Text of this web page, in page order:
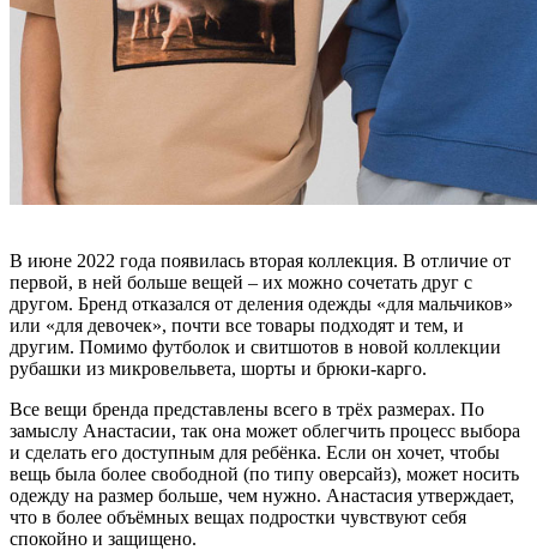
В июне 2022 года появилась вторая коллекция. В отличие от
первой, в ней больше вещей – их можно сочетать друг с
другом. Бренд отказался от деления одежды «для мальчиков»
или «для девочек», почти все товары подходят и тем, и
другим. Помимо футболок и свитшотов в новой коллекции
рубашки из микровельвета, шорты и брюки-карго.
Все вещи бренда представлены всего в трёх размерах. По
замыслу Анастасии, так она может облегчить процесс выбора
и сделать его доступным для ребёнка. Если он хочет, чтобы
вещь была более свободной (по типу оверсайз), может носить
одежду на размер больше, чем нужно. Анастасия утверждает,
что в более объёмных вещах подростки чувствуют себя
спокойно и защищено.